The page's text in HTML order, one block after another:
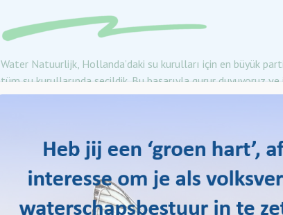
Water Natuurlijk, Hollanda’daki su kurulları için en büyük
tüm su kurullarında seçildik. Bu başarıyla gurur duyuyoruz
kaynaklarımızın bakımı ve korunması, doğru drenaj ve sel
Water Natuurlijk’da, sürdürülebilir su yönetimine ve insanlar
odaklanıyoruz. Su kaynaklarımızı korumanın gelecek
nedenle, temiz ve güvenli su yollarına ve değerli